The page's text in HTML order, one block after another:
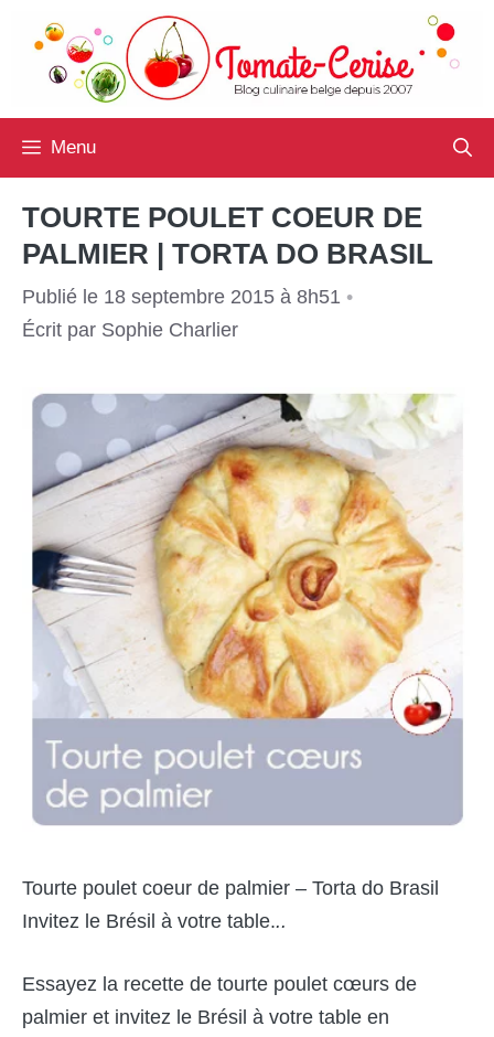
contenu
Menu
TOURTE POULET COEUR DE
PALMIER | TORTA DO BRASIL
Publié le 18 septembre 2015 à 8h51 •
Écrit par Sophie Charlier
Tourte poulet coeur de palmier – Torta do Brasil
Invitez le Brésil à votre table...
Essayez la recette de tourte poulet cœurs de
palmier et invitez le Brésil à votre table en